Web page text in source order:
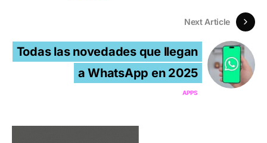
Next Article
Todas las novedades que llegan
a WhatsApp en 2025
APPS